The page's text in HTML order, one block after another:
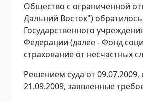
Общество с ограниченной
Дальний Восток")
Государственного
Федерации (далее - Фонд
страхование от несчастных
Решением суда от
21.09.2009, заявленные